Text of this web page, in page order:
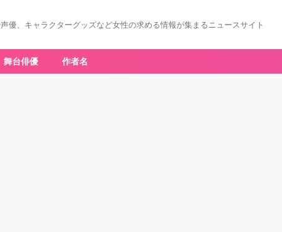
優、キャラクターグッズなど女性の求める情報が集まるニュースサイト
舞台俳優 作者名